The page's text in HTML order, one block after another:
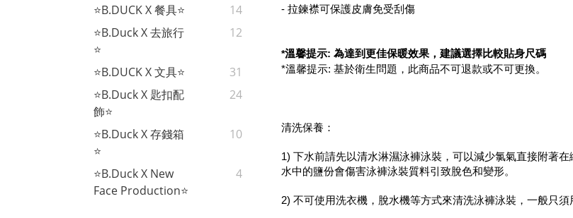
⭐B.DUCK X 餐具⭐
14
⭐B.Duck X 去旅行
⭐
12
⭐B.DUCK X 文具⭐
31
⭐B.Duck X 匙扣配
飾⭐
24
⭐B.Duck X 存錢箱
⭐
10
⭐B.Duck X New
Face Production⭐
4
- 拉鍊襟可保護皮膚免受刮傷
*溫馨提示: 為達到更佳保暖效果，建議選擇比較貼身尺碼
*溫馨提示: 基於衛生問題，此商品不可退款或不可更換。
清洗保養：
1) 下水前請先以清水淋濕泳褲泳裝，可以減少氯氣直接附著
水中的鹽份會傷害泳褲泳裝質料引致脫色和變形。
2) 不可使用洗衣機，脫水機等方式來清洗泳褲泳裝，一般只